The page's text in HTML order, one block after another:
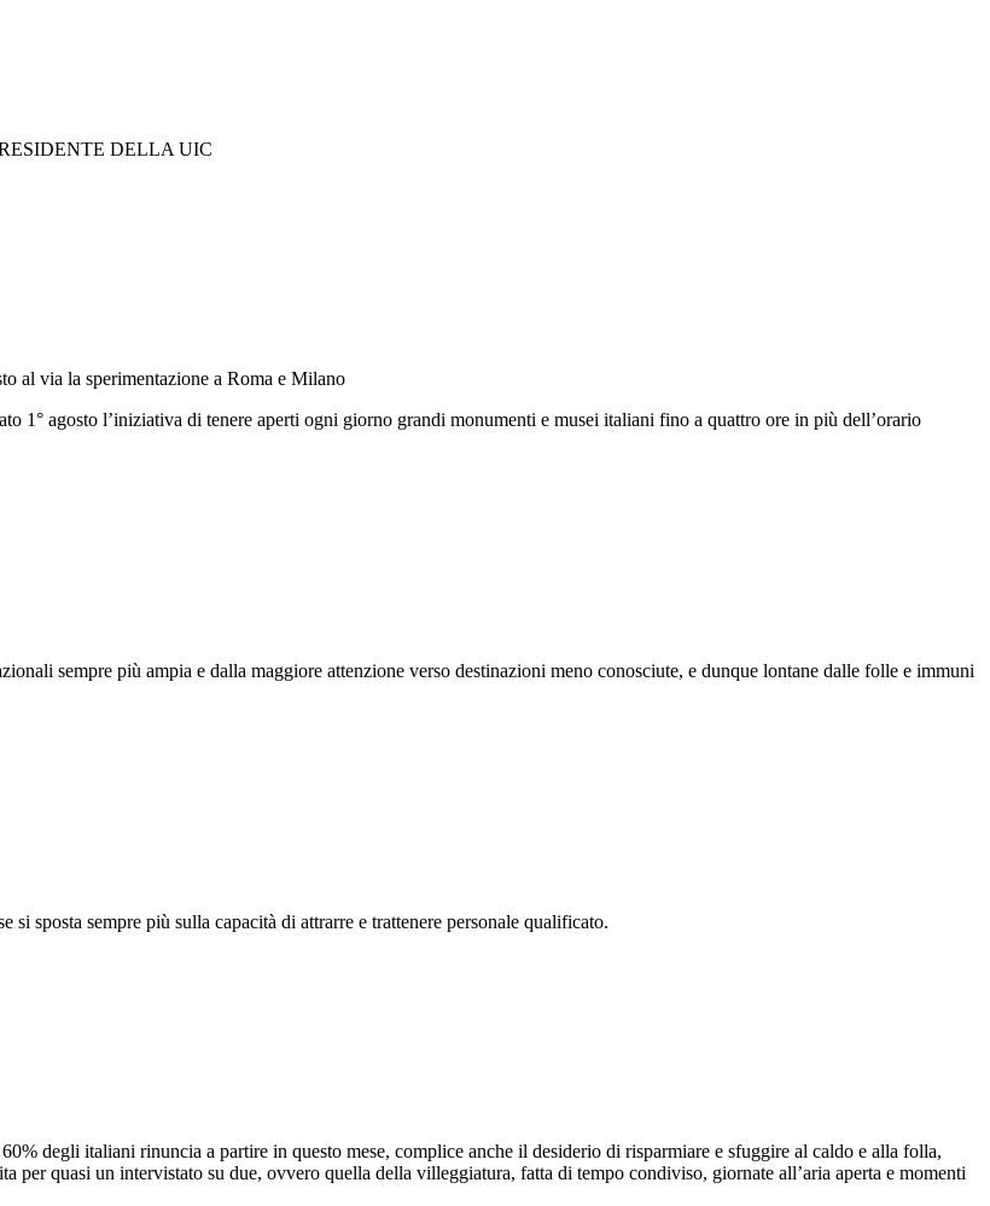
DELLA UIC
al via la sperimentazione a Roma e Milano
1° agosto l’iniziativa di tenere aperti ogni giorno grandi monumenti e musei italiani fino a quattro ore in più dell’orario
sempre più ampia e dalla maggiore attenzione verso destinazioni meno conosciute, e dunque lontane dalle folle e immuni
sposta sempre più sulla capacità di attrarre e trattenere personale qualificato.
degli italiani rinuncia a partire in questo mese, complice anche il desiderio di risparmiare e sfuggire al caldo e alla folla,
per quasi un intervistato su due, ovvero quella della villeggiatura, fatta di tempo condiviso, giornate all’aria aperta e momenti